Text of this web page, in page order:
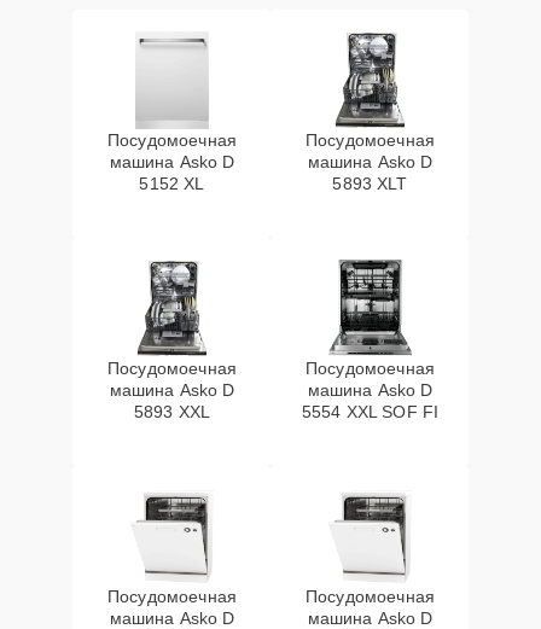
Посудомоечная
машина Asko D
5152 XL
Посудомоечная
машина Asko D
5893 XLT
Посудомоечная
машина Asko D
5893 XXL
Посудомоечная
машина Asko D
5554 XXL SOF FI
Посудомоечная
машина Asko D
Посудомоечная
машина Asko D